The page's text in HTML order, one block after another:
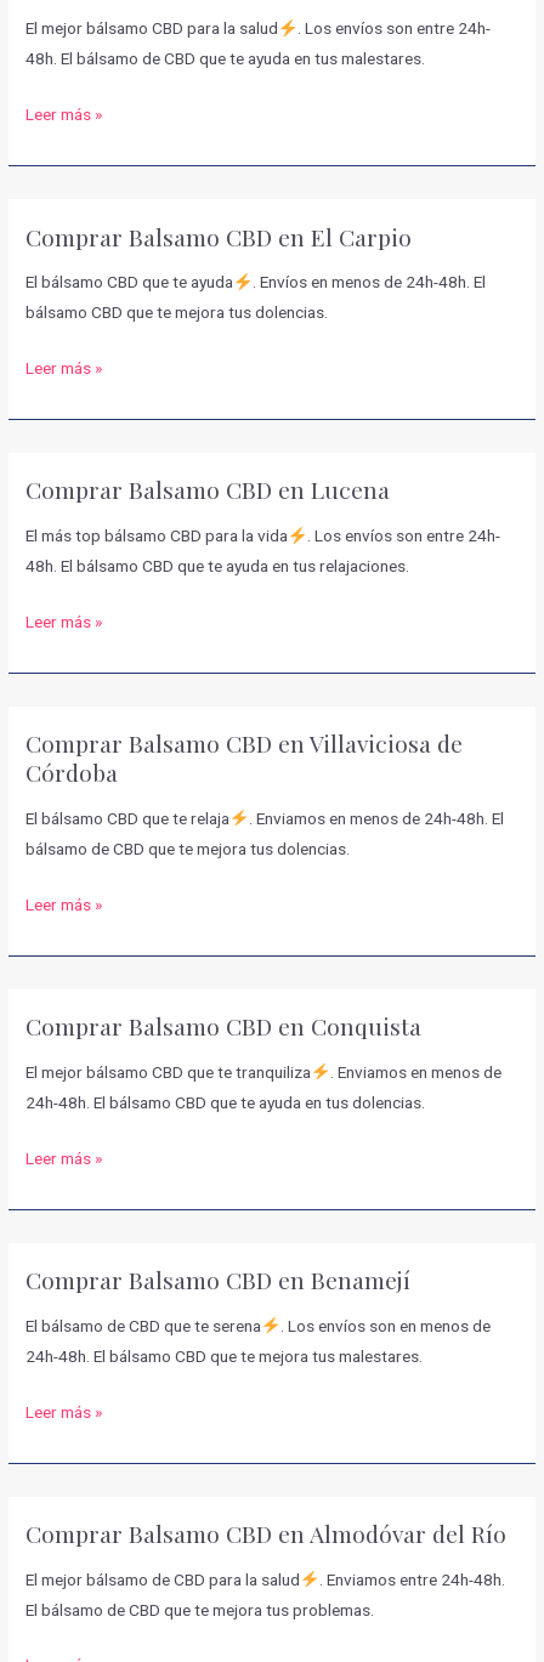
El mejor bálsamo CBD para la salud
. Los envíos son entre 24h-
48h. El bálsamo de CBD que te ayuda en tus malestares.
Comprar
Encinas
Leer más »
Comprar Balsamo CBD en El Carpio
El bálsamo CBD que te ayuda
. Envíos en menos de 24h-48h. El
bálsamo CBD que te mejora tus dolencias.
Comprar
El
Leer más »
Comprar Balsamo CBD en Lucena
El más top bálsamo CBD para la vida
. Los envíos son entre 24h-
48h. El bálsamo CBD que te ayuda en tus relajaciones.
Comprar
Lucena
Leer más »
Comprar Balsamo CBD en Villaviciosa de
Córdoba
El bálsamo CBD que te relaja
. Enviamos en menos de 24h-48h. El
bálsamo de CBD que te mejora tus dolencias.
Comprar
Villaviciosa
Córdoba
Leer más »
Comprar Balsamo CBD en Conquista
El mejor bálsamo CBD que te tranquiliza
. Enviamos en menos de
24h-48h. El bálsamo CBD que te ayuda en tus dolencias.
Comprar
CBD
Conquista
Leer más »
Comprar Balsamo CBD en Benamejí
El bálsamo de CBD que te serena
. Los envíos son en menos de
24h-48h. El bálsamo CBD que te mejora tus malestares.
Comprar
CBD
Benamejí
Leer más »
Comprar Balsamo CBD en Almodóvar del Río
El mejor bálsamo de CBD para la salud
. Enviamos entre 24h-48h.
El bálsamo de CBD que te mejora tus problemas.